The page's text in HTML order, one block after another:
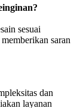
sesuai
saran
dan
layanan